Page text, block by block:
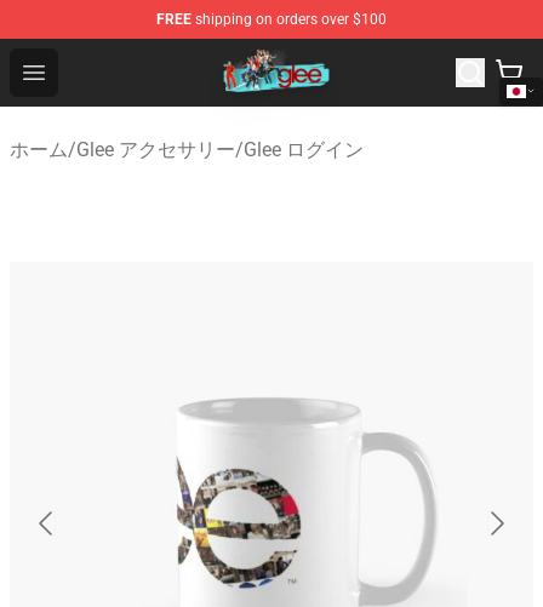
FREE shipping on orders over $100
Open menu
Glee Store - Official Glee Merchandise Shop
ホーム/Glee アクセサリー/Glee ログイン